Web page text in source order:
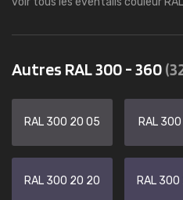
Autres RAL 300 - 360
RAL 300 20 05 RAL
RAL 300 20 20 RAL